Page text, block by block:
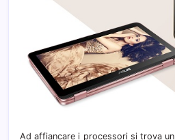
Ad affiancare i processori si trova un